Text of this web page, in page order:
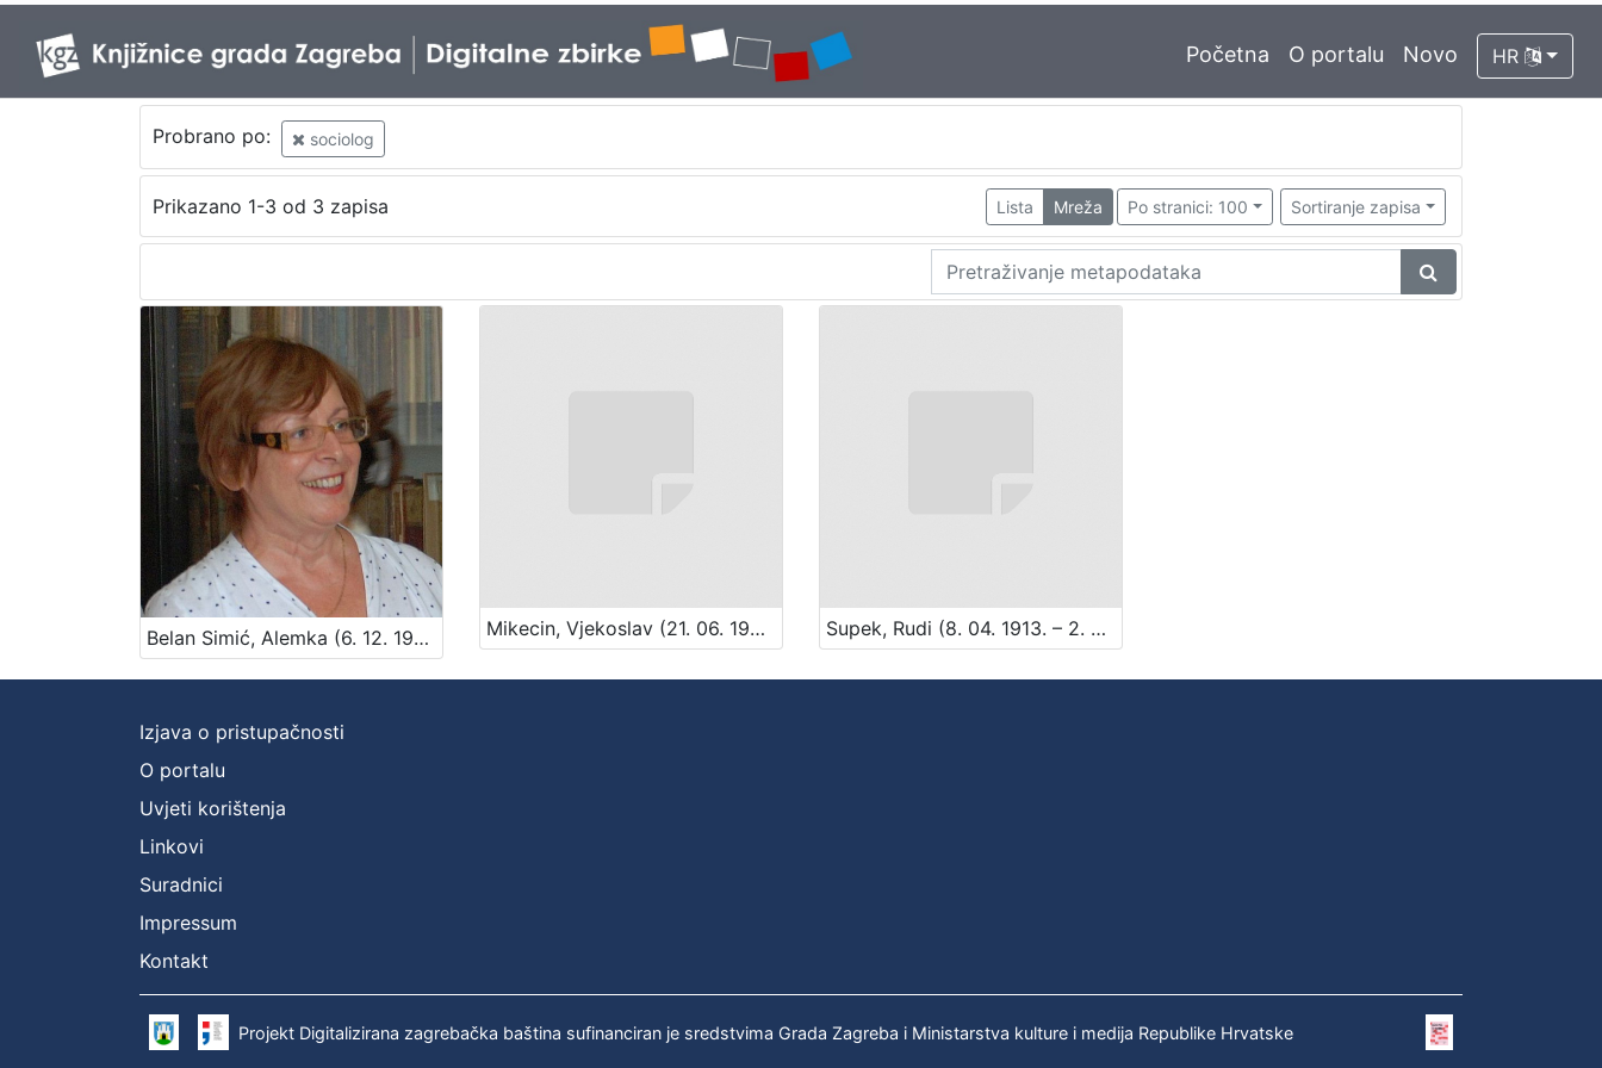
Početna O portalu Novo HR
Probrano po: sociolog
Prikazano 1-3 od 3 zapisa Lista Mreža Po stranici: 100 Sortiranje zapisa
Belan Simić, Alemka (6. 12. 1953. – 21. 3. 2018.) Mikecin, Vjekoslav (21. 06. 1930. – 28. 10. 2009.) Supek, Rudi (8. 04. 1913. – 2. 01. 1993.)
Izjava o pristupačnosti
O portalu
Uvjeti korištenja
Linkovi
Suradnici
Impressum
Kontakt
Projekt Digitalizirana zagrebačka baština sufinanciran je sredstvima Grada Zagreba i Ministarstva kulture i medija Republike Hrvatske